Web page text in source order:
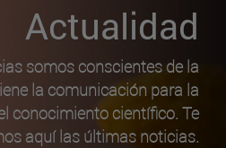
Actualidad
somos conscientes de la
la comunicación para la
conocimiento científico. Te
aquí las últimas noticias.